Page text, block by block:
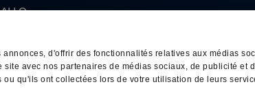
d'offrir des fonctionnalités relatives aux médias
avec nos partenaires de médias sociaux, de publicité et
qu'ils ont collectées lors de votre utilisation de leurs